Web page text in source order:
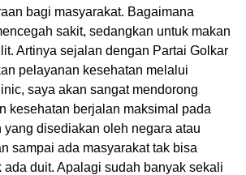
bagi masyarakat. Bagaimana
sakit, sedangkan untuk makan
Artinya sejalan dengan Partai Golkar
pelayanan kesehatan melalui
saya akan sangat mendorong
kesehatan berjalan maksimal pada
yang disediakan oleh negara atau
sampai ada masyarakat tak bisa
ada duit. Apalagi sudah banyak sekali